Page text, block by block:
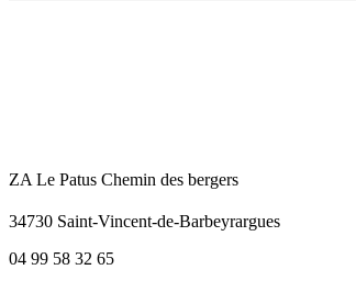
ZA Le Patus Chemin des bergers
34730 Saint-Vincent-de-Barbeyrargues
04 99 58 32 65